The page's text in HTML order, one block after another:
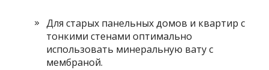
Для старых панельных домов и квартир с
тонкими стенами оптимально
использовать минеральную вату с
мембраной.